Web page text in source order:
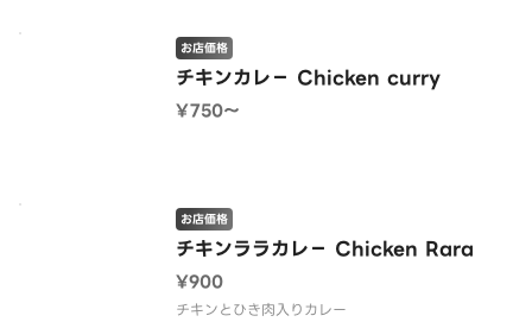
チキンカレ− Chicken curry
お店価格
¥750〜
チキンララカレ− Chicken Rara
お店価格
¥900
チキンとひき肉入りカレー